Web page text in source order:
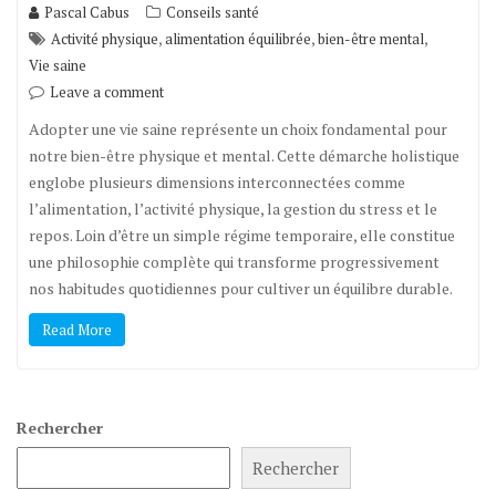
Pascal Cabus
Conseils santé
Activité physique,alimentation équilibrée,bien-être mental,
Vie saine
Leave a comment
Adopter une vie saine représente un choix fondamental pour
notre bien-être physique et mental. Cette démarche holistique
englobe plusieurs dimensions interconnectées comme
l’alimentation, l’activité physique, la gestion du stress et le
repos. Loin d’être un simple régime temporaire, elle constitue
une philosophie complète qui transforme progressivement
nos habitudes quotidiennes pour cultiver un équilibre durable.
Read More
Rechercher
Rechercher